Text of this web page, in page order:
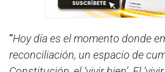
“Hoy día es el momento donde
reconciliación, un espacio de